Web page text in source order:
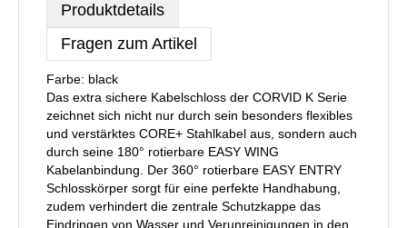
Produktdetails
Fragen zum Artikel
Farbe: black
Das extra sichere Kabelschloss der CORVID K Serie
zeichnet sich nicht nur durch sein besonders flexibles
und verstärktes CORE+ Stahlkabel aus, sondern auch
durch seine 180° rotierbare EASY WING
Kabelanbindung. Der 360° rotierbare EASY ENTRY
Schlosskörper sorgt für eine perfekte Handhabung,
zudem verhindert die zentrale Schutzkappe das
Eindringen von Wasser und Verunreinigungen in den